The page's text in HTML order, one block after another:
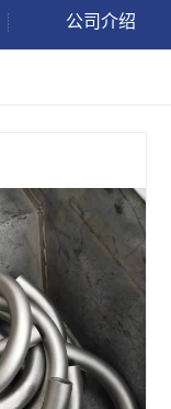
公司介绍